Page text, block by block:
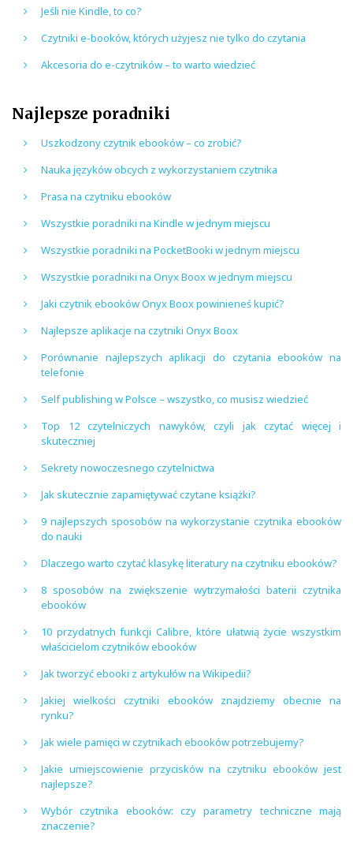
Jeśli nie Kindle, to co?
Czytniki e-booków, których użyjesz nie tylko do czytania
Akcesoria do e-czytników – to warto wiedzieć
Najlepsze poradniki
Uszkodzony czytnik ebooków – co zrobić?
Nauka języków obcych z wykorzystaniem czytnika
Prasa na czytniku ebooków
Wszystkie poradniki na Kindle w jednym miejscu
Wszystkie poradniki na PocketBooki w jednym miejscu
Wszystkie poradniki na Onyx Boox w jednym miejscu
Jaki czytnik ebooków Onyx Boox powinieneś kupić?
Najlepsze aplikacje na czytniki Onyx Boox
Porównanie najlepszych aplikacji do czytania ebooków na
telefonie
Self publishing w Polsce – wszystko, co musisz wiedzieć
Top 12 czytelniczych nawyków, czyli jak czytać więcej i
skuteczniej
Sekrety nowoczesnego czytelnictwa
Jak skutecznie zapamiętywać czytane książki?
9 najlepszych sposobów na wykorzystanie czytnika ebooków
do nauki
Dlaczego warto czytać klasykę literatury na czytniku ebooków?
8 sposobów na zwiększenie wytrzymałości baterii czytnika
ebooków
10 przydatnych funkcji Calibre, które ułatwią życie wszystkim
właścicielom czytników ebooków
Jak tworzyć ebooki z artykułów na Wikipedii?
Jakiej wielkości czytniki ebooków znajdziemy obecnie na
rynku?
Jak wiele pamięci w czytnikach ebooków potrzebujemy?
Jakie umiejscowienie przycisków na czytniku ebooków jest
najlepsze?
Wybór czytnika ebooków: czy parametry techniczne mają
znaczenie?